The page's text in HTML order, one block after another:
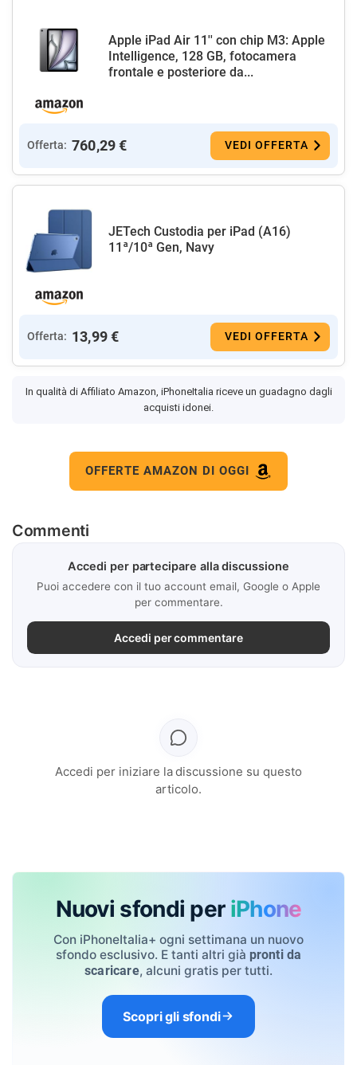
Apple iPad Air 11'' con chip M3: Apple
Intelligence, 128 GB, fotocamera
frontale e posteriore da...
Offerta: 760,29 € VEDI OFFERTA
JETech Custodia per iPad (A16)
11ª/10ª Gen, Navy
Offerta: 13,99 € VEDI OFFERTA
In qualità di Affiliato Amazon, iPhoneItalia riceve un guadagno dagli
acquisti idonei.
OFFERTE AMAZON DI OGGI
Commenti
Accedi per partecipare alla discussione
Puoi accedere con il tuo account email, Google o Apple
per commentare.
Accedi per commentare
Accedi per iniziare la discussione su questo
articolo.
Nuovi sfondi per iPhone
Con iPhoneItalia+ ogni settimana un nuovo
sfondo esclusivo. E tanti altri già pronti da
scaricare, alcuni gratis per tutti.
Scopri gli sfondi